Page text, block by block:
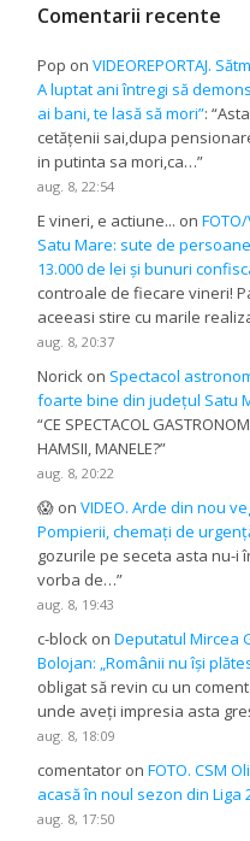
Comentarii recente
Pop onVIDEOREPORTAJ.
A luptat ani întregi să
ai bani, te lasă să mori”: “
cetățenii sai,dupa
in putinta sa mori,ca…”
aug. 8, 22:54
E vineri, e actiune... on
Satu Mare: sute de
13.000 de lei și bunuri
controale de fiecare vineri!
aceeasi stire cu marile
aug. 8, 20:37
Norick on Spectacol
foarte bine din județul Satu
“CE SPECTACOL
HAMSII, MANELE?”
aug. 8, 20:22
😱 onVIDEO. Arde din nou
Pompierii, chemați de
gozurile pe seceta asta nu-i
vorba de…”
aug. 8, 19:43
c-block onDeputatul Mircea
Bolojan: „Românii nu își
obligat să revin cu un
unde aveți impresia asta
aug. 8, 18:09
comentator onFOTO. CSM
acasă în noul sezon din Liga
aug. 8, 17:50